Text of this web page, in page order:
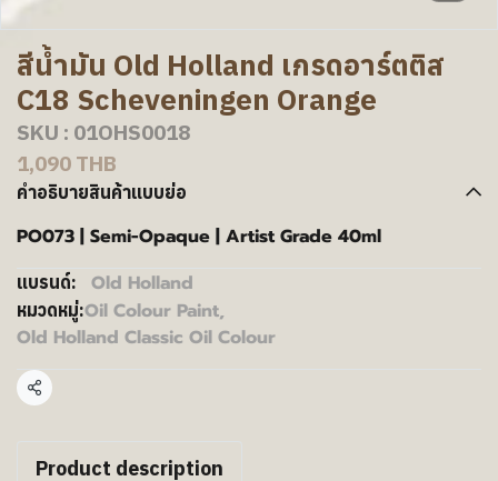
สีน้ำมัน Old Holland เกรดอาร์ตติส
C18 Scheveningen Orange
SKU : 01OHS0018
1,090 THB
คำอธิบายสินค้าแบบย่อ
PO073 | Semi-Opaque | Artist Grade 40ml
แบรนด์: Old Holland
หมวดหมู่:Oil Colour Paint,
Old Holland Classic Oil Colour
แชร์
Product description